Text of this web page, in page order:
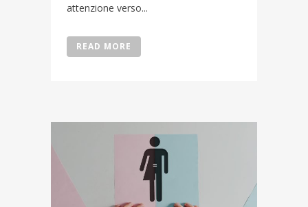
attenzione verso...
READ MORE